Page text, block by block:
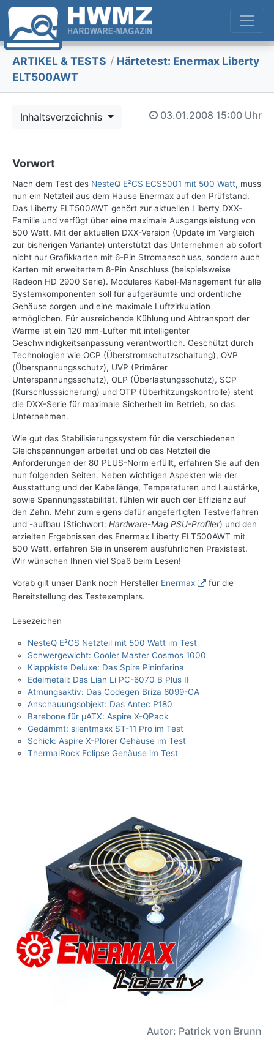
ARTIKEL & TESTS / Härtetest: Enermax Liberty
ELT500AWT
Inhaltsverzeichnis 03.01.2008 15:00 Uhr
Vorwort
Nach dem Test des NesteQ E²CS ECS5001 mit 500 Watt, muss
nun ein Netzteil aus dem Hause Enermax auf den Prüfstand.
Das Liberty ELT500AWT gehört zur aktuellen Liberty DXX-
Familie und verfügt über eine maximale Ausgangsleistung von
500 Watt. Mit der aktuellen DXX-Version (Update im Vergleich
zur bisherigen Variante) unterstützt das Unternehmen ab sofort
nicht nur Grafikkarten mit 6-Pin Stromanschluss, sondern auch
Karten mit erweitertem 8-Pin Anschluss (beispielsweise
Radeon HD 2900 Serie). Modulares Kabel-Management für alle
Systemkomponenten soll für aufgeräumte und ordentliche
Gehäuse sorgen und eine maximale Luftzirkulation
ermöglichen. Für ausreichende Kühlung und Abtransport der
Wärme ist ein 120 mm-Lüfter mit intelligenter
Geschwindigkeitsanpassung verantwortlich. Geschützt durch
Technologien wie OCP (Überstromschutzschaltung), OVP
(Überspannungsschutz), UVP (Primärer
Unterspannungsschutz), OLP (Überlastungsschutz), SCP
(Kurschlusssicherung) und OTP (Überhitzungskontrolle) steht
die DXX-Serie für maximale Sicherheit im Betrieb, so das
Unternehmen.
Wie gut das Stabilisierungssystem für die verschiedenen
Gleichspannungen arbeitet und ob das Netzteil die
Anforderungen der 80 PLUS-Norm erfüllt, erfahren Sie auf den
nun folgenden Seiten. Neben wichtigen Aspekten wie der
Ausstattung und der Kabellänge, Temperaturen und Laustärke,
sowie Spannungsstabilität, fühlen wir auch der Effizienz auf
den Zahn. Mehr zum eigens dafür angefertigten Testverfahren
und -aufbau (Stichwort: Hardware-Mag PSU-Profiler) und den
erzielten Ergebnissen des Enermax Liberty ELT500AWT mit
500 Watt, erfahren Sie in unserem ausführlichen Praxistest.
Wir wünschen Ihnen viel Spaß beim Lesen!
Vorab gilt unser Dank noch Hersteller Enermax
für die
Bereitstellung des Testexemplars.
Lesezeichen
NesteQ E²CS Netzteil mit 500 Watt im Test
Schwergewicht: Cooler Master Cosmos 1000
Klappkiste Deluxe: Das Spire Pininfarina
Edelmetall: Das Lian Li PC-6070 B Plus II
Atmungsaktiv: Das Codegen Briza 6099-CA
Anschauungsobjekt: Das Antec P180
Barebone für µATX: Aspire X-QPack
Gedämmt: silentmaxx ST-11 Pro im Test
Schick: Aspire X-Plorer Gehäuse im Test
ThermalRock Eclipse Gehäuse im Test
Autor: Patrick von Brunn